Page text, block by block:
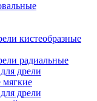
кистеобразные
радиальные
дрели
мягкие
дрели